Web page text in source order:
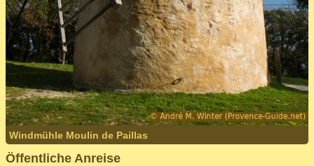
Windmühle Moulin de Paillas
Öffentliche Anreise